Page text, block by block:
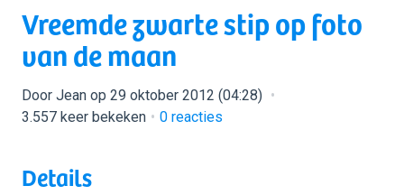
Vreemde zwarte stip op foto
van de maan
Door Jean op 29 oktober 2012 (04:28)
3.557 keer bekeken
0 reacties
Details